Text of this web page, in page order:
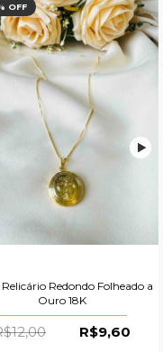
OFF
Redondo Folheado a
Ouro 18K
R$9,60